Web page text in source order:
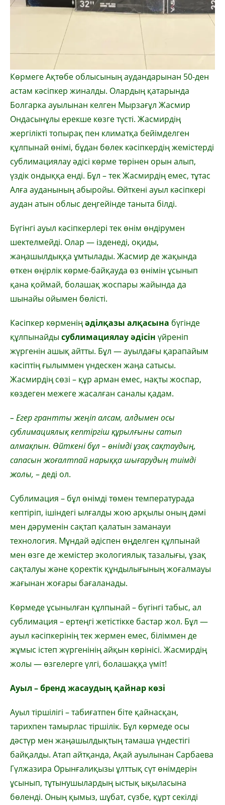
Көрмеге Ақтөбе облысының аудандарынан 50-ден
астам кәсіпкер жиналды. Олардың қатарында
Болгарка ауылынан келген Мырзағұл Жасмир
Ондасынұлы ерекше көзге түсті. Жасмирдің
жергілікті топырақ пен климатқа бейімделген
құлпынай өнімі, бұдан бөлек кәсіпкердің жемістерді
сублимациялау әдісі көрме төрінен орын алып,
үздік ондыққа енді. Бұл – тек Жасмирдің емес, тұтас
Алға ауданының абыройы. Өйткені ауыл кәсіпкері
аудан атын облыс деңгейінде таныта білді.
Бүгінгі ауыл кәсіпкерлері тек өнім өндірумен
шектелмейді. Олар — ізденеді, оқиды,
жаңашылдыққа ұмтылады. Жасмир де жақында
өткен өңірлік көрме-байқауда өз өнімін ұсынып
қана қоймай, болашақ жоспары жайында да
шынайы ойымен бөлісті.
Кәсіпкер көрменіңәділқазы алқасына бүгінде
құлпынайды сублимациялау әдісін үйреніп
жүргенін ашық айтты. Бұл — ауылдағы қарапайым
кәсіптің ғылыммен үндескен жаңа сатысы.
Жасмирдің сөзі – құр арман емес, нақты жоспар,
көздеген межеге жасалған саналы қадам.
– Егер грантты жеңіп алсам, алдымен осы
сублимациялық кептіргіш құрылғыны сатып
алмақпын. Өйткені бұл – өнімді ұзақ сақтаудың,
сапасын жоғалтпай нарыққа шығарудың тиімді
жолы, – деді ол.
Сублимация – бұл өнімді төмен температурада
кептіріп, ішіндегі ылғалды жою арқылы оның дәмі
мен дәруменін сақтап қалатын заманауи
технология. Мұндай әдіспен өңделген құлпынай
мен өзге де жемістер экологиялық тазалығы, ұзақ
сақталуы және қоректік құндылығының жоғалмауы
жағынан жоғары бағаланады.
Көрмеде ұсынылған құлпынай – бүгінгі табыс, ал
сублимация – ертеңгі жетістікке бастар жол. Бұл —
ауыл кәсіпкерінің тек жермен емес, біліммен де
жұмыс істеп жүргенінің айқын көрінісі. Жасмирдің
жолы — өзгелерге үлгі, болашаққа үміт!
Ауыл – бренд жасаудың қайнар көзі
Ауыл тіршілігі – табиғатпен біте қайнасқан,
тарихпен тамырлас тіршілік. Бұл көрмеде осы
дәстүр мен жаңашылдықтың тамаша үндестігі
байқалды. Атап айтқанда, Ақай ауылынан Сарбаева
Гүлжазира Орынғалиқызы ұлттық сүт өнімдерін
ұсынып, тұтынушылардың ыстық ықыласына
бөленді. Оның қымыз, шұбат, сүзбе, құрт секілді